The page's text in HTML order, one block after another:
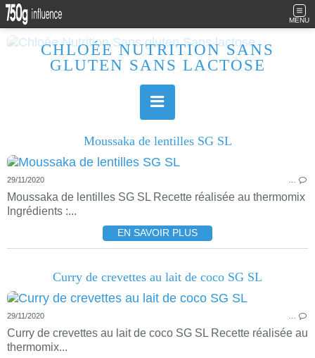
MENU
CHLOÉE NUTRITION SANS
GLUTEN SANS LACTOSE
Moussaka de lentilles SG SL
29/11/2020
Moussaka de lentilles SG SL Recette réalisée au thermomix
Ingrédients :...
EN SAVOIR PLUS
Curry de crevettes au lait de coco SG SL
29/11/2020
Curry de crevettes au lait de coco SG SL Recette réalisée au
thermomix...